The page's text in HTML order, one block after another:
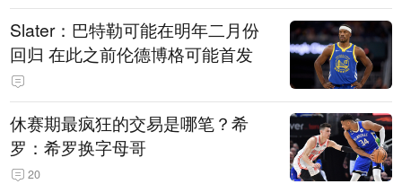
Slater：巴特勒可能在明年二月份
回归 在此之前伦德博格可能首发
休赛期最疯狂的交易是哪笔？希
罗：希罗换字母哥
20